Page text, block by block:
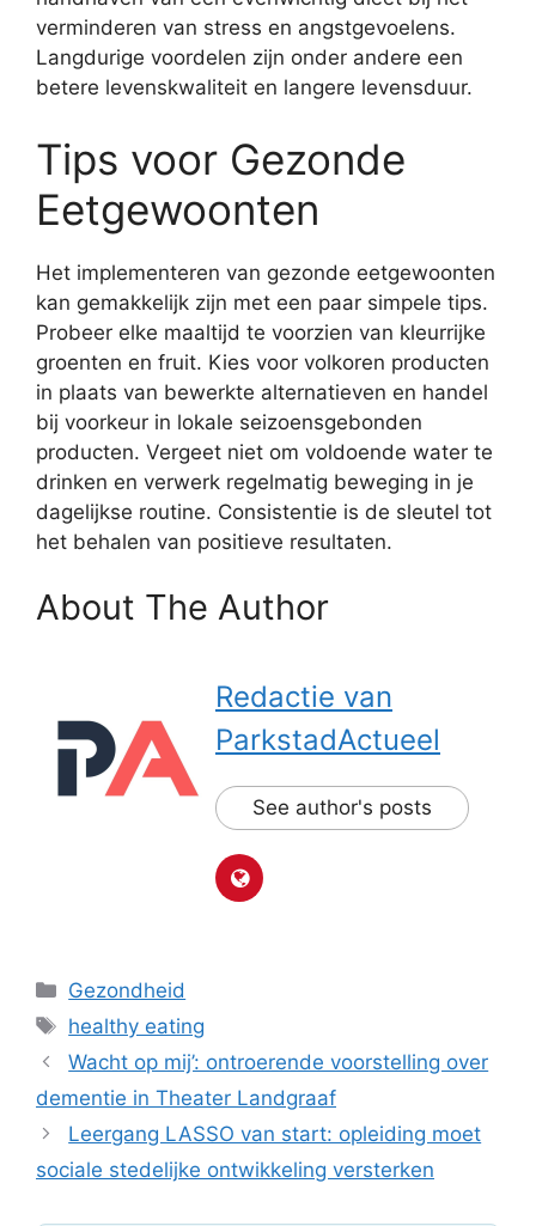
verminderen van stress en angstgevoelens.
Langdurige voordelen zijn onder andere een
betere levenskwaliteit en langere levensduur.
Tips voor Gezonde
Eetgewoonten
Het implementeren van gezonde eetgewoonten
kan gemakkelijk zijn met een paar simpele tips.
Probeer elke maaltijd te voorzien van kleurrijke
groenten en fruit. Kies voor volkoren producten
in plaats van bewerkte alternatieven en handel
bij voorkeur in lokale seizoensgebonden
producten. Vergeet niet om voldoende water te
drinken en verwerk regelmatig beweging in je
dagelijkse routine. Consistentie is de sleutel tot
het behalen van positieve resultaten.
About The Author
Redactie van
ParkstadActueel
See author's posts
Categorieën
Gezondheid
Tags
healthy eating
Wacht op mij’: ontroerende voorstelling over
dementie in Theater Landgraaf
Leergang LASSO van start: opleiding moet
sociale stedelijke ontwikkeling versterken